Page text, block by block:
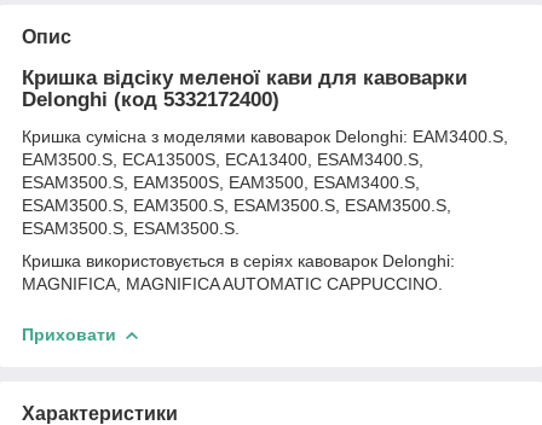
Опис
Кришка відсіку меленої кави для кавоварки
Delonghi (код 5332172400)
Кришка сумісна з моделями кавоварок Delonghi: EAM3400.S,
EAM3500.S, ECA13500S, ECA13400, ESAM3400.S,
ESAM3500.S, EAM3500S, EAM3500, ESAM3400.S,
ESAM3500.S, EAM3500.S, ESAM3500.S, ESAM3500.S,
ESAM3500.S, ESAM3500.S.
Кришка використовується в серіях кавоварок Delonghi:
MAGNIFICA, MAGNIFICA AUTOMATIC CAPPUCCINO.
Приховати
Характеристики